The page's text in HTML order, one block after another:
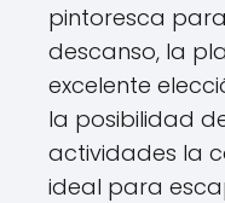
pintoresca
descanso, la
excelente
la posibilidad
actividades la
ideal para